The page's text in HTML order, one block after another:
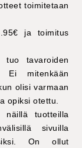
toimitetaan
ja toimitus
tavaroiden
Ei mitenkään
olisi varmaan
opiksi otettu.
näillä tuotteilla
sivuilla
On ollut